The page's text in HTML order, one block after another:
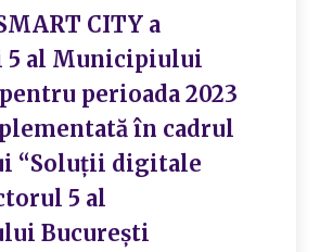
CITY a
5 al Municipiului
perioada 2023
în cadrul
“Soluț­ii digitale
5 al
București